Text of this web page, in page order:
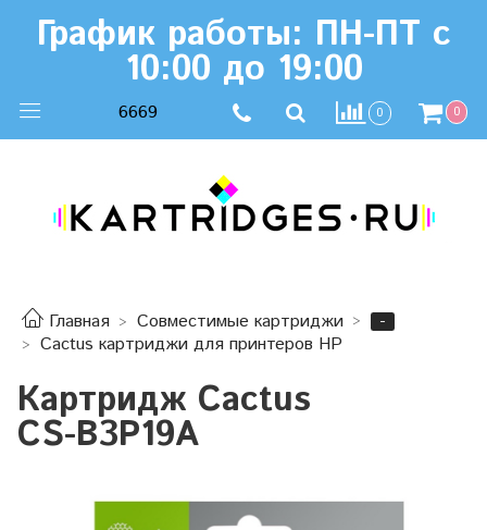
График работы: ПН-ПТ с
10:00 до 19:00
6669 0 0
Главная Совместимые картриджи
-
Cactus картриджи для принтеров HP
Картридж Cactus
CS-B3P19A